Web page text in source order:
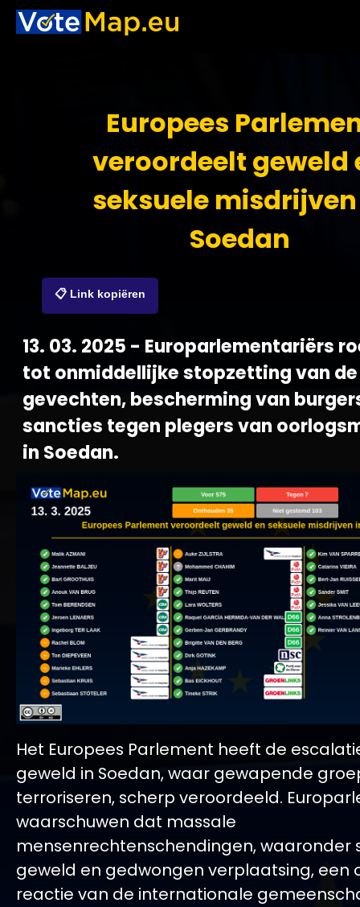
Europees
veroordeelt geweld
seksuele
Soedan
📋 Link kopiëren
13. 03. 2025 - Europarlementariërs
tot onmiddellijke stopzetting van de
gevechten, bescherming van
sancties tegen plegers van
in Soedan.
Het Europees Parlement heeft de
geweld in Soedan, waar gewapende
terroriseren, scherp veroordeeld.
waarschuwen dat massale
mensenrechtenschendingen, waaronder
geweld en gedwongen verplaatsing, een
reactie van de internationale